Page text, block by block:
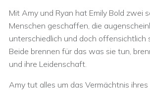
Mit Amy und Ryan hat Emily Bold zwei
Menschen geschaffen, die
unterschiedlich und doch offensichtlich
Beide brennen für das was sie tun,
und ihre Leidenschaft.
Amy tut alles um das Vermächtnis